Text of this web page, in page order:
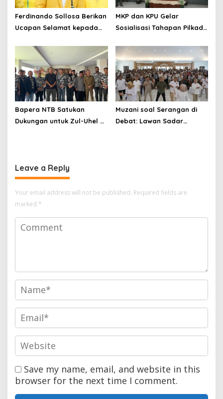
Ferdinando Sollosa Berikan
Ucapan Selamat kepada
Kejayaan Golkar
MKP dan KPU Gelar
Sosialisasi Tahapan Pilkada
Bapera NTB Satukan
Dukungan untuk Zul-Uhel di
Muzani soal Serangan di
Debat: Lawan Sadar
Leave a Reply
Your email address will not be published. Required fields are
marked *
Save my name, email, and website in this
browser for the next time I comment.